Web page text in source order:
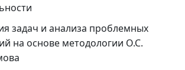
задач и анализа проблемных
на основе методологии О.С.